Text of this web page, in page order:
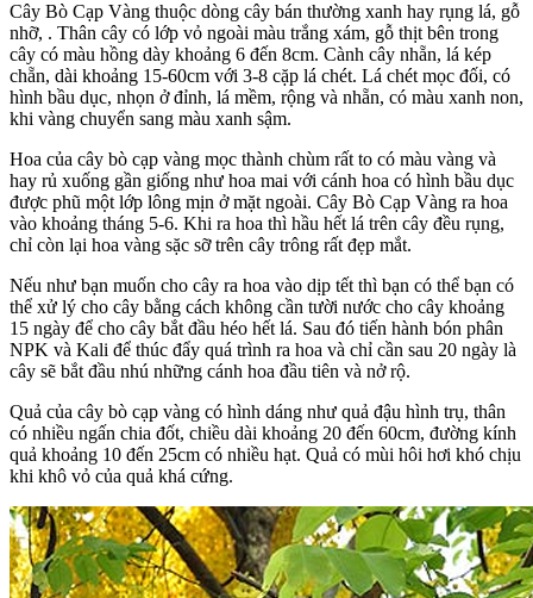
Cây Bò Cạp Vàng thuộc dòng cây bán thường xanh hay rụng lá, gỗ
nhỡ, . Thân cây có lớp vỏ ngoài màu trắng xám, gỗ thịt bên trong
cây có màu hồng dày khoảng 6 đến 8cm. Cành cây nhẵn, lá kép
chẵn, dài khoảng 15-60cm với 3-8 cặp lá chét. Lá chét mọc đối, có
hình bầu dục, nhọn ở đỉnh, lá mềm, rộng và nhẵn, có màu xanh non,
khi vàng chuyển sang màu xanh sậm.
Hoa của cây bò cạp vàng mọc thành chùm rất to có màu vàng và
hay rủ xuống gần giống như hoa mai với cánh hoa có hình bầu dục
được phũ một lớp lông mịn ở mặt ngoài. Cây Bò Cạp Vàng ra hoa
vào khoảng tháng 5-6. Khi ra hoa thì hầu hết lá trên cây đều rụng,
chỉ còn lại hoa vàng sặc sỡ trên cây trông rất đẹp mắt.
Nếu như bạn muốn cho cây ra hoa vào dịp tết thì bạn có thể bạn có
thể xử lý cho cây bằng cách không cần tười nước cho cây khoảng
15 ngày để cho cây bắt đầu héo hết lá. Sau đó tiến hành bón phân
NPK và Kali để thúc đẩy quá trình ra hoa và chỉ cần sau 20 ngày là
cây sẽ bắt đầu nhú những cánh hoa đầu tiên và nở rộ.
Quả của cây bò cạp vàng có hình dáng như quả đậu hình trụ, thân
có nhiều ngấn chia đốt, chiều dài khoảng 20 đến 60cm, đường kính
quả khoảng 10 đến 25cm có nhiều hạt. Quả có mùi hôi hơi khó chịu
khi khô vỏ của quả khá cứng.